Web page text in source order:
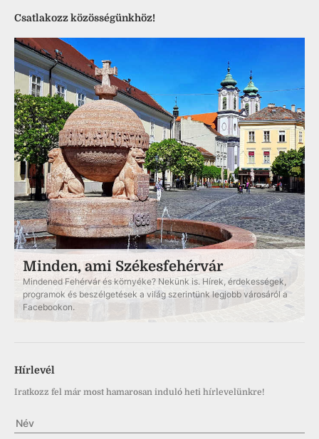
Csatlakozz közösségünkhöz!
Minden, ami Székesfehérvár
Mindened Fehérvár és környéke? Nekünk is. Hírek, érdekességek,
programok és beszélgetések a világ szerintünk legjobb városáról a
Facebookon.
Hírlevél
Iratkozz fel már most hamarosan induló heti hírlevelünkre!